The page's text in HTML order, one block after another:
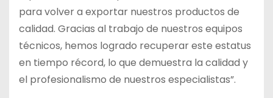
para volver a exportar nuestros productos de
calidad. Gracias al trabajo de nuestros equipos
técnicos, hemos logrado recuperar este estatus
en tiempo récord, lo que demuestra la calidad y
el profesionalismo de nuestros especialistas”.